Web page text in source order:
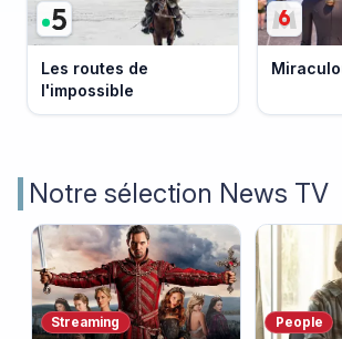
Les routes de
l'impossible
Notre sélection News TV
Streaming People